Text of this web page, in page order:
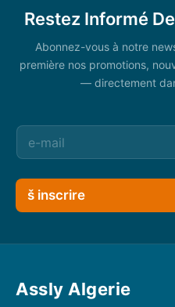
Restez Informé
Abonnez-vous à notre
première nos promotions,
— directement
š inscrire
Assly Algerie